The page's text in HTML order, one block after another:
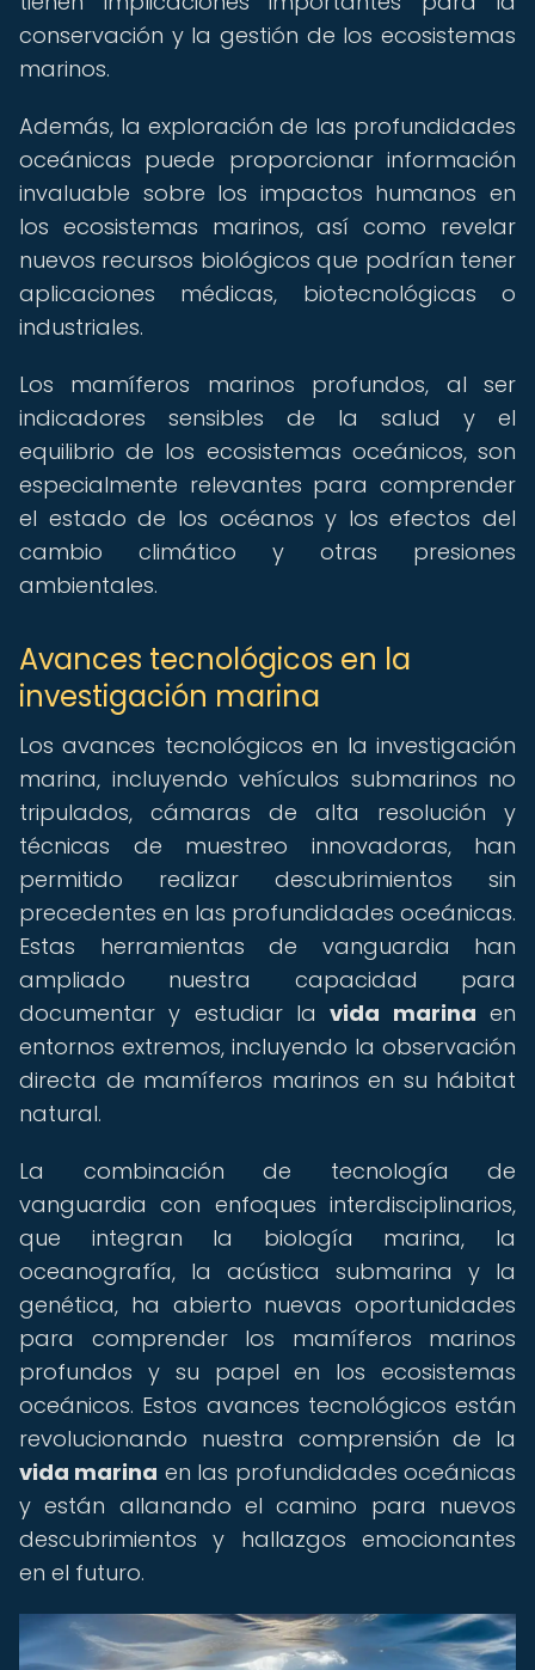
conservación y la gestión de los ecosistemas
marinos.
Además, la exploración de las profundidades
oceánicas puede proporcionar información
invaluable sobre los impactos humanos en
los ecosistemas marinos, así como revelar
nuevos recursos biológicos que podrían tener
aplicaciones médicas, biotecnológicas o
industriales.
Los mamíferos marinos profundos, al ser
indicadores sensibles de la salud y el
equilibrio de los ecosistemas oceánicos, son
especialmente relevantes para comprender
el estado de los océanos y los efectos del
cambio climático y otras presiones
ambientales.
Avances tecnológicos en la
investigación marina
Los avances tecnológicos en la investigación
marina, incluyendo vehículos submarinos no
tripulados, cámaras de alta resolución y
técnicas de muestreo innovadoras, han
permitido realizar descubrimientos sin
precedentes en las profundidades oceánicas.
Estas herramientas de vanguardia han
ampliado nuestra capacidad para
documentar y estudiar lavida marina en
entornos extremos, incluyendo la observación
directa de mamíferos marinos en su hábitat
natural.
La combinación de tecnología de
vanguardia con enfoques interdisciplinarios,
que integran la biología marina, la
oceanografía, la acústica submarina y la
genética, ha abierto nuevas oportunidades
para comprender los mamíferos marinos
profundos y su papel en los ecosistemas
oceánicos. Estos avances tecnológicos están
revolucionando nuestra comprensión de la
vida marina en las profundidades oceánicas
y están allanando el camino para nuevos
descubrimientos y hallazgos emocionantes
en el futuro.